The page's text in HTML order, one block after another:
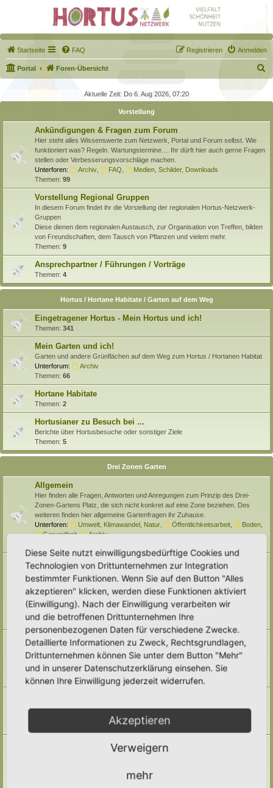
Startseite FAQ Anmelden
Registrieren
Portal Foren-Übersicht
u
Aktuelle Zeit: Do 6. Aug 2026, 07:20
Vorstellung
Ankündigungen & Fragen zum Forum
Hier steht alles Wissenswerte zum Netzwerk, Portal und Forum selbst. Wie
funktioniert was? Regeln. Wartungstermine.... Ihr dürft hier auch gerne Fragen
stellen oder Verbesserungsvorschläge machen.
Unterforen:
Archiv, FAQ
Medien, Schilder, Downloads
Themen: 99
Vorstellung Regional Gruppen
In diesem Forum findet ihr die Vorstellung der regionalen Hortus-Netzwerk-
Gruppen
Diese dienen dem regionalen Austausch, zur Organisation von Treffen, bilden
von Freundschaften, dem Tausch von Pflanzen und vielem mehr.
Themen: 9
Ansprechpartner / Führungen / Vorträge
Themen: 4
Hortus / Hortane Habitate / Garten auf dem Weg
Eingetragener Hortus - Mein Hortus und ich!
Themen: 341
Mein Garten und ich!
Garten und andere Grünflächen auf dem Weg zum Hortus / Hortanen Habitat
Unterforum:
Archiv
Themen: 66
Hortane Habitate
Themen: 2
Hortusianer zu Besuch bei ...
Berichte über Hortusbesuche oder sonstiger Ziele
Themen: 5
Drei Zonen Garten
Allgemein
Hier finden alle Fragen, Antworten und Anregungen zum Prinzip des Drei-
Zonen-Gartens Platz, die sich nicht konkret auf eine Zone beziehen. Des
weiteren finden hier allgemeine Gartenfragen ihr Zuhause.
Unterforen:
Umwelt, Klimawandel, Natur, Öffentlichkeitsarbeit, Boden,
Gesundheit,
Archiv
Naturmodule & kleine Biotope
Alles um die Naturmodule, sowie Wald-Themen, Sumpfzonen, Wasserzonen,
wechselfeuchte Gebiete, nährstoffreichere Areale, usw.
Unterforen:
Trockenmauern, Pyramiden , Teiche & Wasserstellen
Sandarien, Reisighaufen & Laubhaufen, Totholz, Käferkeller
Benjeshecke, Sonstige Lebensräume
Archiv
Themen:71
Pufferzone
Hier gehört alles hin, was die Pufferzone in einem Hortus betrifft. Frage,
Antworten, Wissen und Ideen: Her damit!
Unterforum:
Archiv
Themen:29
Themen der Ertragszone finden hier einen Platz.
Kompostieren/ Mulchen/ Dauerhumus,
Diese Seite nutzt einwilligungsbedürftige Cookies und
Technologien von Drittunternehmen zur Integration
bestimmter Funktionen. Wenn Sie auf den Button "Alles
akzeptieren" klicken, werden diese Funktionen aktiviert
(Einwilligung). Nach der Einwilligung verarbeiten wir
und die betroffenen Drittunternehmen Ihre
personenbezogenen Daten für verschiedene Zwecke.
Detaillierte Informationen zu Zweck, Rechtsgrundlagen,
Drittunternehmen können Sie unter dem Button "Mehr"
und in unserer Datenschutzerklärung einsehen. Sie
können Ihre Einwilligung jederzeit widerrufen.
Akzeptieren
Verweigern
mehr